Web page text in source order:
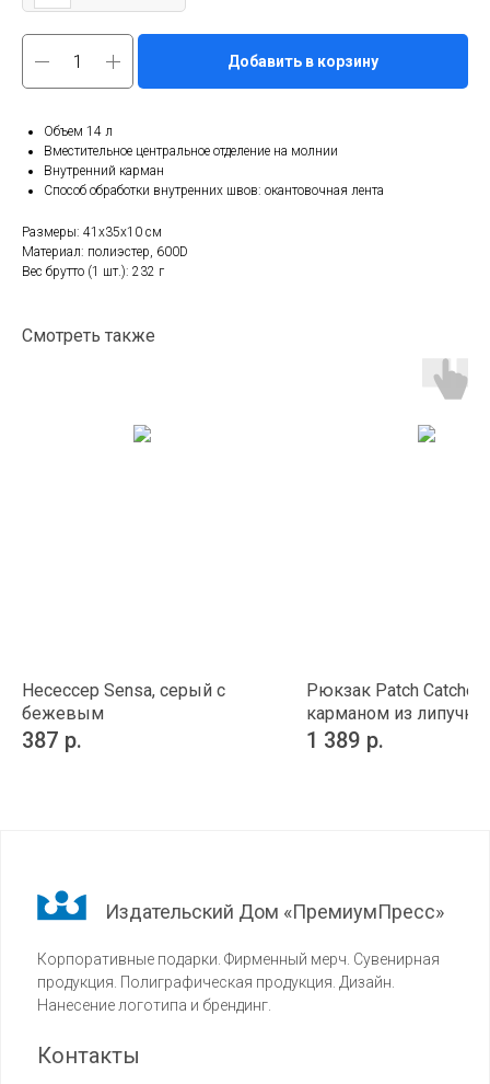
Добавить в корзину
Объем 14 л
Вместительное центральное отделение на молнии
Внутренний карман
Способ обработки внутренних швов: окантовочная лента
Размеры: 41x35x10 см
Материал: полиэстер, 600D
Вес брутто (1 шт.): 232 г
Смотреть также
Несессер Sensa, серый с
бежевым
387 р.
Рюкзак Patch Catcher
карманом из липучки
1 389 р.
Издательский Дом «ПремиумПресс»
Корпоративные подарки. Фирменный мерч. Сувенирная
продукция. Полиграфическая продукция. Дизайн.
Нанесение логотипа и брендинг.
Контакты